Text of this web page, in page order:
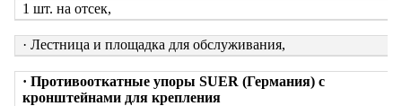
1 шт. на отсек,
· Лестница и площадка для обслуживания,
· Противооткатные упоры SUER (Германия) с
кронштейнами для крепления